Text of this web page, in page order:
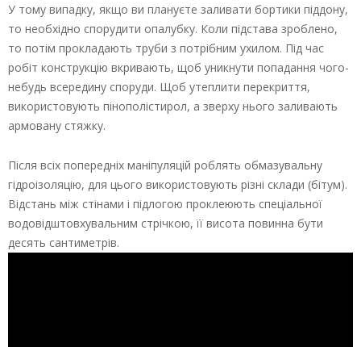
У тому випадку, якщо ви плануєте заливати бортики піддону,
то необхідно спорудити опалубку. Коли підстава зроблено,
то потім прокладають труби з потрібним ухилом. Під час
робіт конструкцію вкривають, щоб уникнути попадання чого-
небудь всередину споруди. Щоб утеплити перекриття,
використовують пінополістирол, а зверху нього заливають
армовану стяжку.
Після всіх попередніх маніпуляцій роблять обмазувальну
гідроізоляцію, для цього використовують різні склади (бітум).
Відстань між стінами і підлогою проклеюють спеціальної
водовідштовхувальним стрічкою, її висота повинна бути
десять сантиметрів.